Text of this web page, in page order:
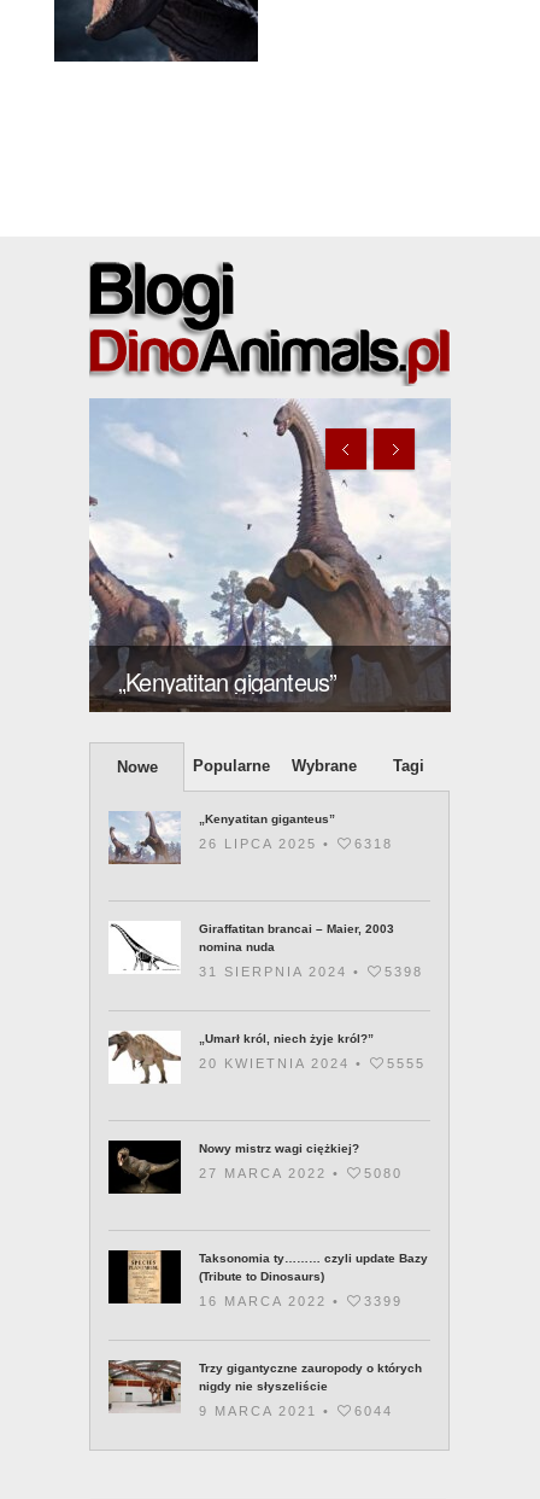
„Kenyatitan giganteus”
Nowe Popularne Wybrane Tagi
„Kenyatitan giganteus”
26 LIPCA 2025 • 6318
Giraffatitan brancai – Maier, 2003
nomina nuda
31 SIERPNIA 2024 • 5398
„Umarł król, niech żyje król?”
20 KWIETNIA 2024 • 5555
Nowy mistrz wagi ciężkiej?
27 MARCA 2022 • 5080
Taksonomia ty……… czyli update Bazy
(Tribute to Dinosaurs)
16 MARCA 2022 • 3399
Trzy gigantyczne zauropody o których
nigdy nie słyszeliście
9 MARCA 2021 • 6044